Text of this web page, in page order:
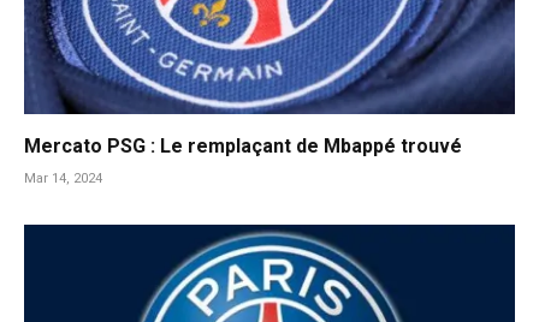
Mercato PSG : Le remplaçant de Mbappé trouvé
Mar 14, 2024